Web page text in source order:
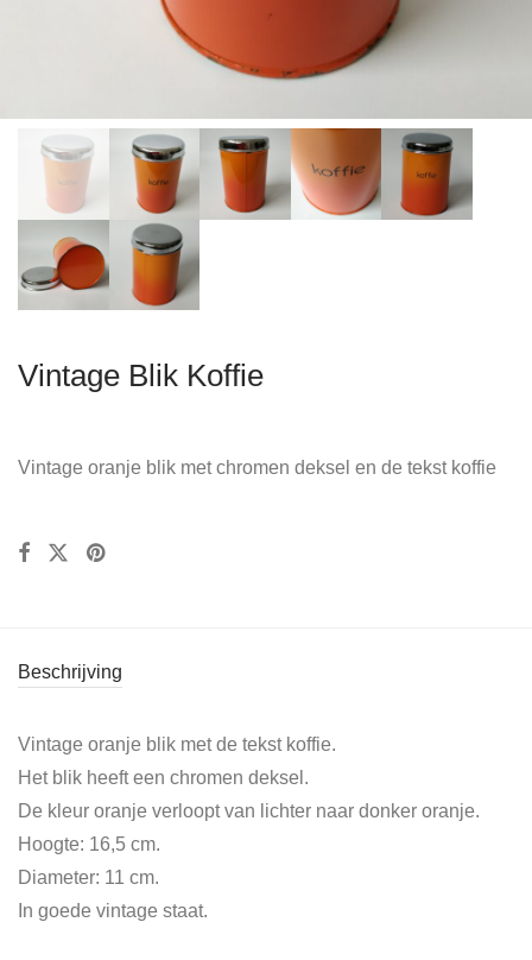
Vintage Blik Koffie
Vintage oranje blik met chromen deksel en de tekst koffie
Beschrijving
Vintage oranje blik met de tekst koffie.
Het blik heeft een chromen deksel.
De kleur oranje verloopt van lichter naar donker oranje.
Hoogte: 16,5 cm.
Diameter: 11 cm.
In goede vintage staat.